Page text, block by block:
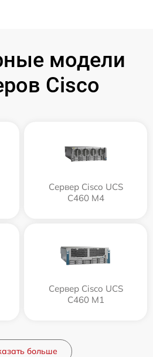
модели
Cisco
Сервер Cisco UCS
C460 M4
Сервер Cisco UCS
C460 M1
больше